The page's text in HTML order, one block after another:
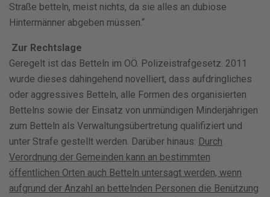
Straße betteln, meist nichts, da sie alles an dubiose
Hintermänner abgeben müssen.“
Zur Rechtslage
Geregelt ist das Betteln im OÖ. Polizeistrafgesetz. 2011
wurde dieses dahingehend novelliert, dass aufdringliches
oder aggressives Betteln, alle Formen des organisierten
Bettelns sowie der Einsatz von unmündigen Minderjährigen
zum Betteln als Verwaltungsübertretung qualifiziert und
unter Strafe gestellt werden. Darüber hinaus: Durch
Verordnung der Gemeinden kann an bestimmten
öffentlichen Orten auch Betteln untersagt werden, wenn
aufgrund der Anzahl an bettelnden Personen die Benützung